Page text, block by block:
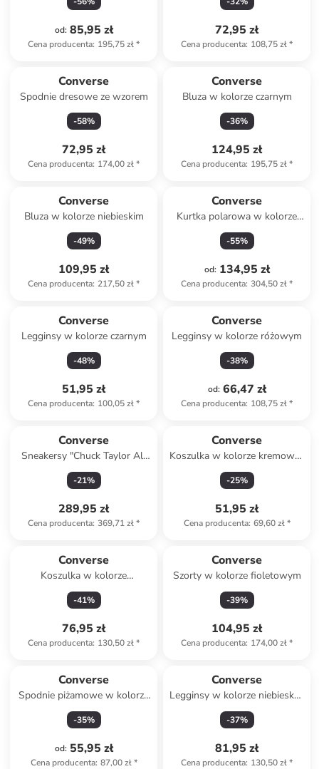
od: 85,95 zł
Cena producenta: 195,75 zł*
72,95 zł
Cena producenta: 108,75 zł*
Converse
Spodnie dresowe ze wzorem
-58%
72,95 zł
Cena producenta: 174,00 zł*
Converse
Bluza w kolorze czarnym
-36%
124,95 zł
Cena producenta: 195,75 zł*
Converse
Bluza w kolorze niebieskim
-49%
109,95 zł
Cena producenta: 217,50 zł*
Converse
Kurtka polarowa w kolorze
khaki
-55%
od: 134,95 zł
Cena producenta: 304,50 zł*
Converse
Legginsy w kolorze czarnym
-48%
51,95 zł
Cena producenta: 100,05 zł*
Converse
Legginsy w kolorze różowym
-38%
od: 66,47 zł
Cena producenta: 108,75 zł*
Converse
Sneakersy "Chuck Taylor All
Star Lift Ox Shocking" w
kolorze różowym
-21%
289,95 zł
Cena producenta: 369,71 zł*
Converse
Koszulka w kolorze kremowo-
różowym
-25%
51,95 zł
Cena producenta: 69,60 zł*
Converse
Koszulka w kolorze
jasnobrązowym
-41%
76,95 zł
Cena producenta: 130,50 zł*
Converse
Szorty w kolorze fioletowym
-39%
104,95 zł
Cena producenta: 174,00 zł*
Converse
Spodnie piżamowe w kolorze
khaki
-35%
od: 55,95 zł
Cena producenta: 87,00 zł*
Converse
Legginsy w kolorze niebiesko-
fioletowym
-37%
81,95 zł
Cena producenta: 130,50 zł*